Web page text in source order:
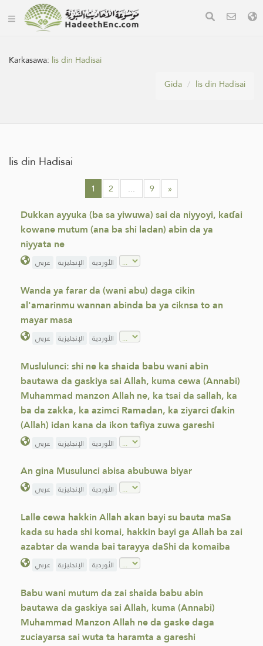
Karkasawa: lis din Hadisai
Gida
lis din Hadisai
lis din Hadisai
1 2 ... 9 »
Dukkan ayyuka (ba sa yiwuwa) sai da niyyoyi, kaɗai
kowane mutum (ana ba shi ladan) abin da ya
niyyata ne
عربي الإنجليزية الأوردية
Wanda ya farar da (wani abu) daga cikin
al'amarinmu wannan abinda ba ya ciknsa to an
mayar masa
عربي الإنجليزية الأوردية
Muslulunci: shi ne ka shaida babu wani abin
bautawa da gaskiya sai Allah, kuma cewa (Annabi)
Muhammad manzon Allah ne, ka tsai da sallah, ka
ba da zakka, ka azimci Ramadan, ka ziyarci ɗakin
(Allah) idan kana da ikon tafiya zuwa gareshi
عربي الإنجليزية الأوردية
An gina Musulunci abisa abubuwa biyar
عربي الإنجليزية الأوردية
Lalle cewa hakkin Allah akan bayi su bauta maSa
kada su hada shi komai, hakkin bayi ga Allah ba zai
azabtar da wanda bai tarayya daShi da komaiba
عربي الإنجليزية الأوردية
Babu wani mutum da zai shaida babu abin
bautawa da gaskiya sai Allah, kuma (Annabi)
Muhammad Manzon Allah ne da gaske daga
zuciayarsa sai wuta ta haramta a gareshi